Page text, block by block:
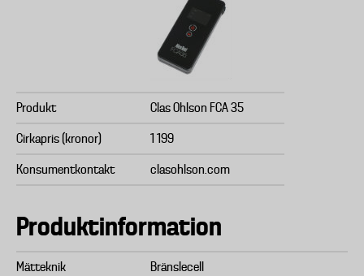
Produkt Clas Ohlson FCA 35
Cirkapris (kronor) 1 199
Konsumentkontakt clasohlson.com
Produktinformation
Mätteknik Bränslecell